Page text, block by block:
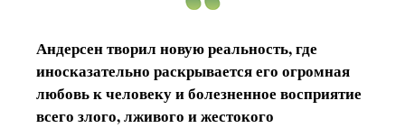
Андерсен творил новую реальность, где
иносказательно раскрывается его огромная
любовь к человеку и болезненное восприятие
всего злого, лживого и жестокого